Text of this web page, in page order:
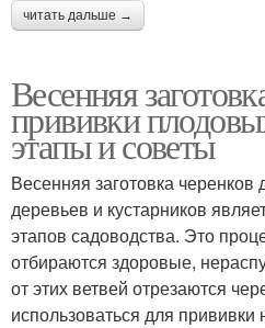
читать дальше →
Весенняя
прививки
этапы и советы
Весенняя заготовка
деревьев и кустарников
этапов садоводства. Это
отбираются здоровые,
от этих ветвей отрезаются
использоваться для прививки